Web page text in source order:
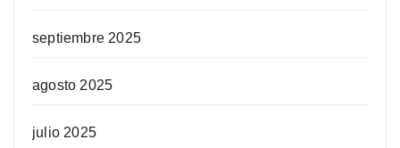
septiembre 2025
agosto 2025
julio 2025